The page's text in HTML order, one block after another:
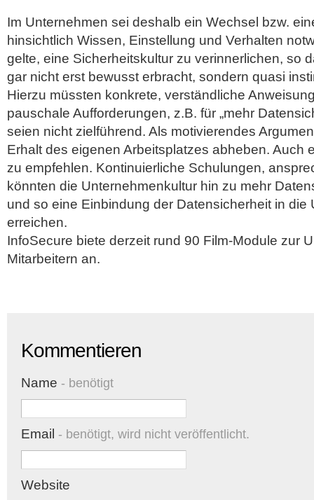
Im Unternehmen sei deshalb ein Wechsel bzw.
hinsichtlich Wissen, Einstellung und Verhalten
gelte, eine Sicherheitskultur zu verinnerlichen, so
gar nicht erst bewusst erbracht, sondern quasi
Hierzu müssten konkrete, verständliche
pauschale Aufforderungen, z.B. für „mehr
seien nicht zielführend. Als motivierendes
Erhalt des eigenen Arbeitsplatzes abheben. Auch
zu empfehlen. Kontinuierliche Schulungen,
könnten die Unternehmenkultur hin zu mehr
und so eine Einbindung der Datensicherheit in die
erreichen.
InfoSecure biete derzeit rund 90 Film-Module zur
Mitarbeitern an.
Kommentieren
Name - benötigt
Email - benötigt, wird nicht veröffentlicht.
Website